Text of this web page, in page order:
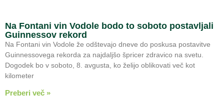
Na Fontani vin Vodole bodo to soboto postavljali
Guinnessov rekord
Na Fontani vin Vodole že odštevajo dneve do poskusa postavitve
Guinnessovega rekorda za najdaljšo špricer zdravico na svetu.
Dogodek bo v soboto, 8. avgusta, ko želijo oblikovati več kot
kilometer
Preberi več »